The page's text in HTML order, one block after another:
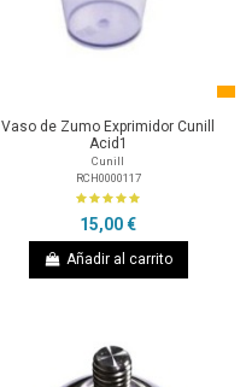
Vaso de Zumo Exprimidor Cunill
Acid1
Cunill
RCH0000117
15,00 €
Añadir al carrito